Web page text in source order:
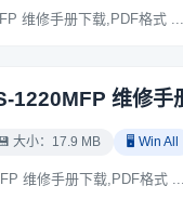
维修手册下载,PDF格式 ...
1220MFP 维修手
💾 大小：17.9 MB 🖥️ Win All
维修手册下载,PDF格式